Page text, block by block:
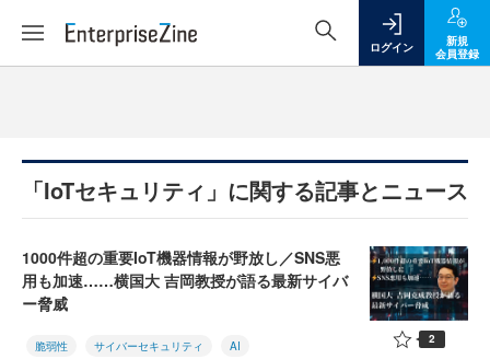
ログイン
新規
会員登録
「IoTセキュリティ」に関する記事とニュース
1000件超の重要IoT機器情報が野放し／SNS悪
用も加速……横国大 吉岡教授が語る最新サイバ
ー脅威
脆弱性 サイバーセキュリティ AI 2